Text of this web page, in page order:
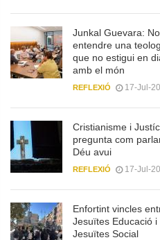
Junkal Guevara:
entendre una
que no estigui en
amb el món
REFLEXIÓ 17-Jul-
Cristianisme i
pregunta com
Déu avui
REFLEXIÓ 17-Jul-
Enfortint vincles
Jesuïtes Educació i
Jesuïtes Social